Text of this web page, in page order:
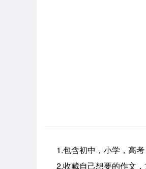
1.包含初中，小学，高考
2.收藏自己想要的作文，